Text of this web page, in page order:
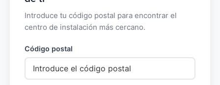
Introduce tu código postal para encontrar el
centro de instalación más cercano.
Código postal